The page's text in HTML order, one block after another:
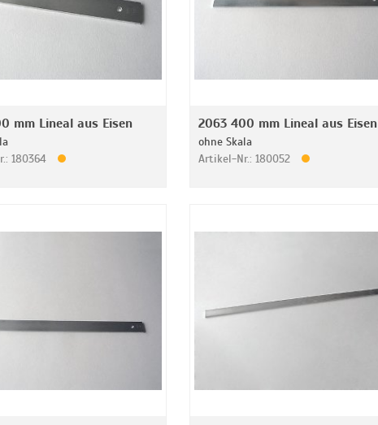
mm Lineal aus Eisen
180364
2063 400 mm Lineal aus Eisen
ohne Skala
Artikel-Nr.: 180052